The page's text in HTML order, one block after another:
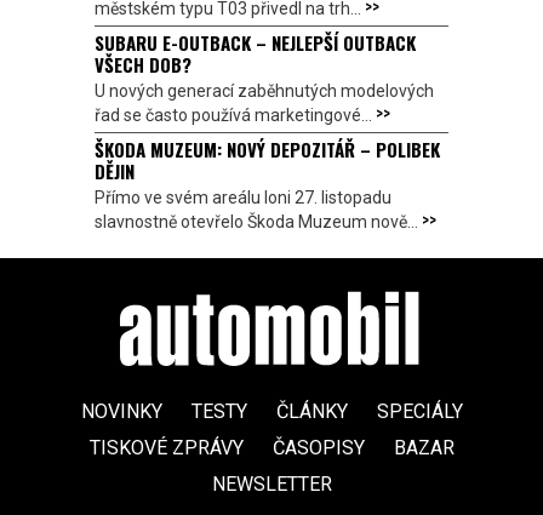
městském typu T03 přivedl na trh... >>
SUBARU E-OUTBACK – NEJLEPŠÍ OUTBACK
VŠECH DOB?
U nových generací zaběhnutých modelových
řad se často používá marketingové... >>
ŠKODA MUZEUM: NOVÝ DEPOZITÁŘ – POLIBEK
DĚJIN
Přímo ve svém areálu loni 27. listopadu
slavnostně otevřelo Škoda Muzeum nově... >>
NOVINKY TESTY ČLÁNKY
SPECIÁLY
TISKOVÉ ZPRÁVY
ČASOPISY
BAZAR
NEWSLETTER